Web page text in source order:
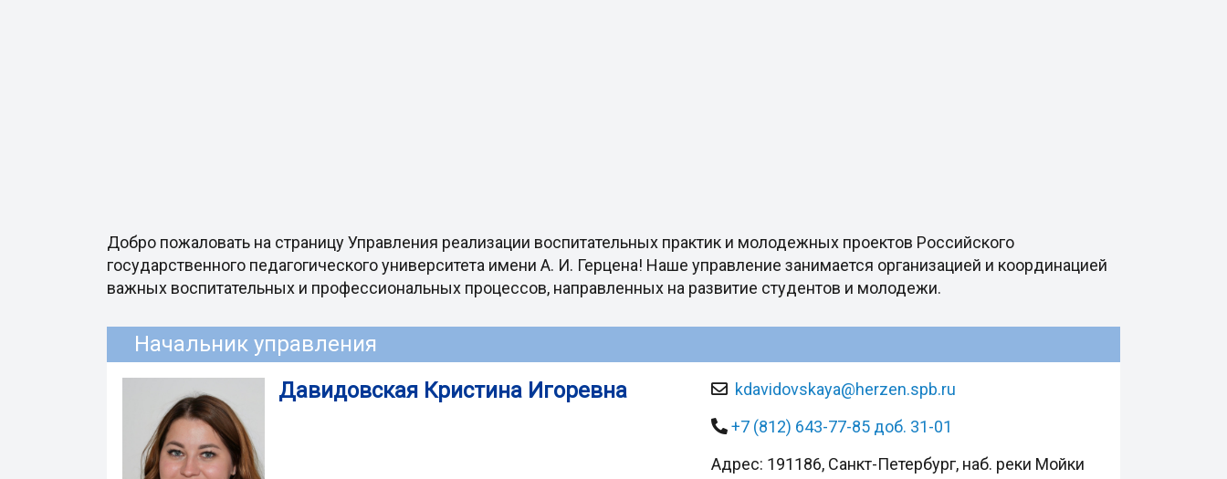
Добро пожаловать на страницу Управления реализации воспитательных практик и молодежных проектов Российского
государственного педагогического университета имени А. И. Герцена! Наше управление занимается организацией и координацией
важных воспитательных и профессиональных процессов, направленных на развитие студентов и молодежи.
Начальник управления
Давидовская Кристина Игоревна
kdavidovskaya@herzen.spb.ru
+7 (812) 643-77-85 доб. 31-01
Адрес: 191186, Санкт-Петербург, наб. реки Мойки